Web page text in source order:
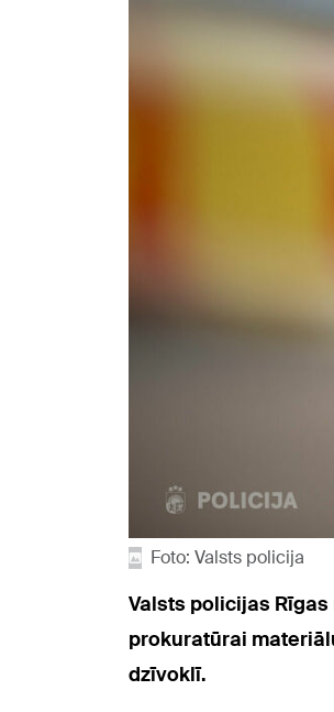
Foto: Valsts policija
Valsts policijas
prokuratūrai
dzīvoklī.